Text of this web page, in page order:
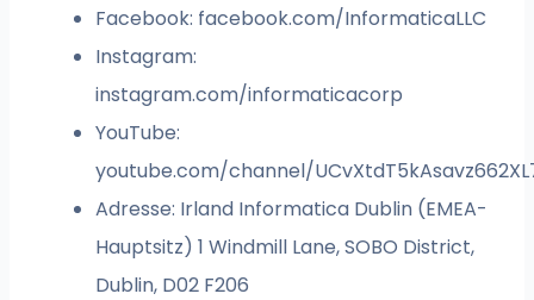
Facebook: facebook.com/InformaticaLLC
Instagram:
instagram.com/informaticacorp
YouTube:
youtube.com/channel/
Adresse: Irland Informatica Dublin (EMEA-
Hauptsitz) 1 Windmill Lane, SOBO District,
Dublin, D02 F206